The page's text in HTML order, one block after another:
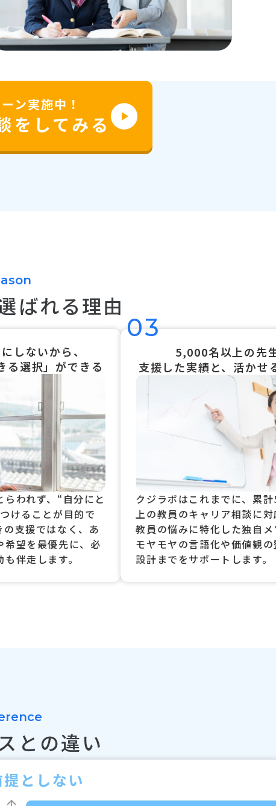
ン実施中！
をしてみる play_arrow
ばれる理由
しないから、
る選択」ができる
われず、“自分にと
けることが目的で
支援ではなく、あ
希望を最優先に、必
伴走します。
5,000名以上の先
支援した実績と、活かせ
クジラボはこれまでに、累
上の教員のキャリア相談に対
教員の悩みに特化した独自メ
モヤモヤの言語化や価値観
設計までをサポートします。
03
との違い